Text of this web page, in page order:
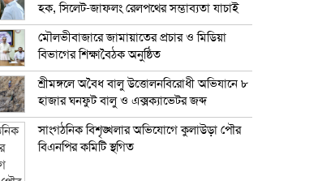
হক, সিলেট-জাফলং রেলপথের সম্ভাব্যতা যাচাই
মৌলভীবাজারে জামায়াতের প্রচার ও মিডিয়া
বিভাগের শিক্ষাবৈঠক অনুষ্ঠিত
শ্রীমঙ্গলে অবৈধ বালু উত্তোলনবিরোধী অভিযানে ৮
হাজার ঘনফুট বালু ও এক্সক্যাভেটর জব্দ
সাংগঠনিক বিশৃঙ্খলার অভিযোগে কুলাউড়া পৌর
বিএনপির কমিটি স্থগিত